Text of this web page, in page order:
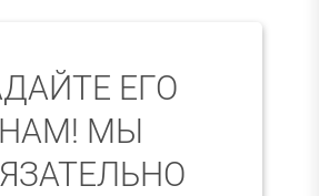
ЕГО
НАМ! МЫ